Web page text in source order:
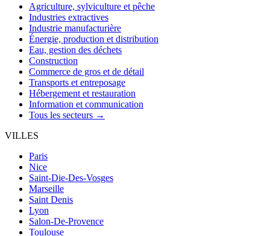
Agriculture, sylviculture et pêche
Industries extractives
Industrie manufacturière
Énergie, production et distribution
Eau, gestion des déchets
Construction
Commerce de gros et de détail
Transports et entreposage
Hébergement et restauration
Information et communication
Tous les secteurs →
VILLES
Paris
Nice
Saint-Die-Des-Vosges
Marseille
Saint Denis
Lyon
Salon-De-Provence
Toulouse